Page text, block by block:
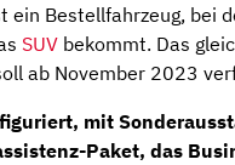
ein Bestellfahrzeug, bei
SUV bekommt. Das
ab November 2023
mit
Paket, das